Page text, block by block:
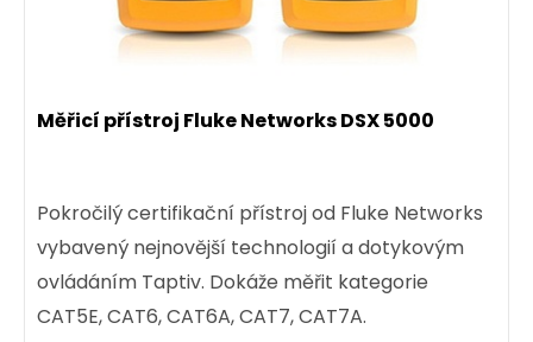
Měřicí přístroj Fluke Networks DSX 5000
Pokročilý certifikační přístroj od Fluke Networks
vybavený nejnovější technologií a dotykovým
ovládáním Taptiv. Dokáže měřit kategorie
CAT5E, CAT6, CAT6A, CAT7, CAT7A.